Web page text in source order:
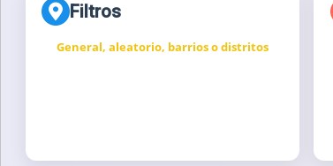
Filtros
General, aleatorio, barrios o distritos